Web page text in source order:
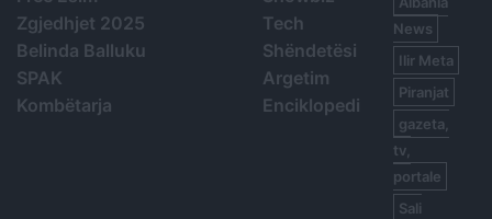
Zgjedhjet 2025
Belinda Balluku
SPAK
Kombëtarja
Tech
Shëndetësi
Argetim
Enciklopedi
News
Ilir Meta
Piranjat
gazeta,
tv,
portale
Sali